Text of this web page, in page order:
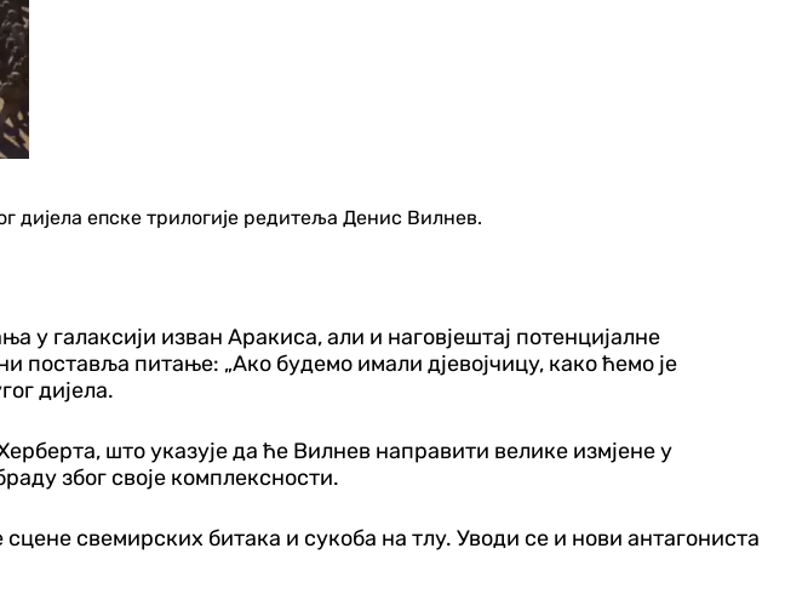
дијела епске трилогије редитеља Денис Вилнев.
у галаксији изван Аракиса, али и наговјештај потенцијалне
поставља питање: „Ако будемо имали дјевојчицу, како ћемо је
дијела.
што указује да ће Вилнев направити велике измјене у
због своје комплексности.
свемирских битака и сукоба на тлу. Уводи се и нови антагониста